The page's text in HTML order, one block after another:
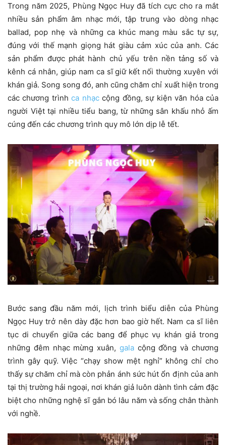
Trong năm 2025, Phùng Ngọc Huy đã tích cực cho ra mắt
nhiều sản phẩm âm nhạc mới, tập trung vào dòng nhạc
ballad, pop nhẹ và những ca khúc mang màu sắc tự sự,
đúng với thế mạnh giọng hát giàu cảm xúc của anh. Các
sản phẩm được phát hành chủ yếu trên nền tảng số và
kênh cá nhân, giúp nam ca sĩ giữ kết nối thường xuyên với
khán giả. Song song đó, anh cũng chăm chỉ xuất hiện trong
các chương trìnhca nhạccộng đồng, sự kiện văn hóa của
người Việt tại nhiều tiểu bang, từ những sân khấu nhỏ ấm
cúng đến các chương trình quy mô lớn dịp lễ tết.
Bước sang đầu năm mới, lịch trình biểu diễn của Phùng
Ngọc Huy trở nên dày đặc hơn bao giờ hết. Nam ca sĩ liên
tục di chuyển giữa các bang để phục vụ khán giả trong
những đêm nhạc mừng xuân, galacộng đồng và chương
trình gây quỹ. Việc “chạy show mệt nghỉ” không chỉ cho
thấy sự chăm chỉ mà còn phản ánh sức hút ổn định của anh
tại thị trường hải ngoại, nơi khán giả luôn dành tình cảm đặc
biệt cho những nghệ sĩ gắn bó lâu năm và sống chân thành
với nghề.